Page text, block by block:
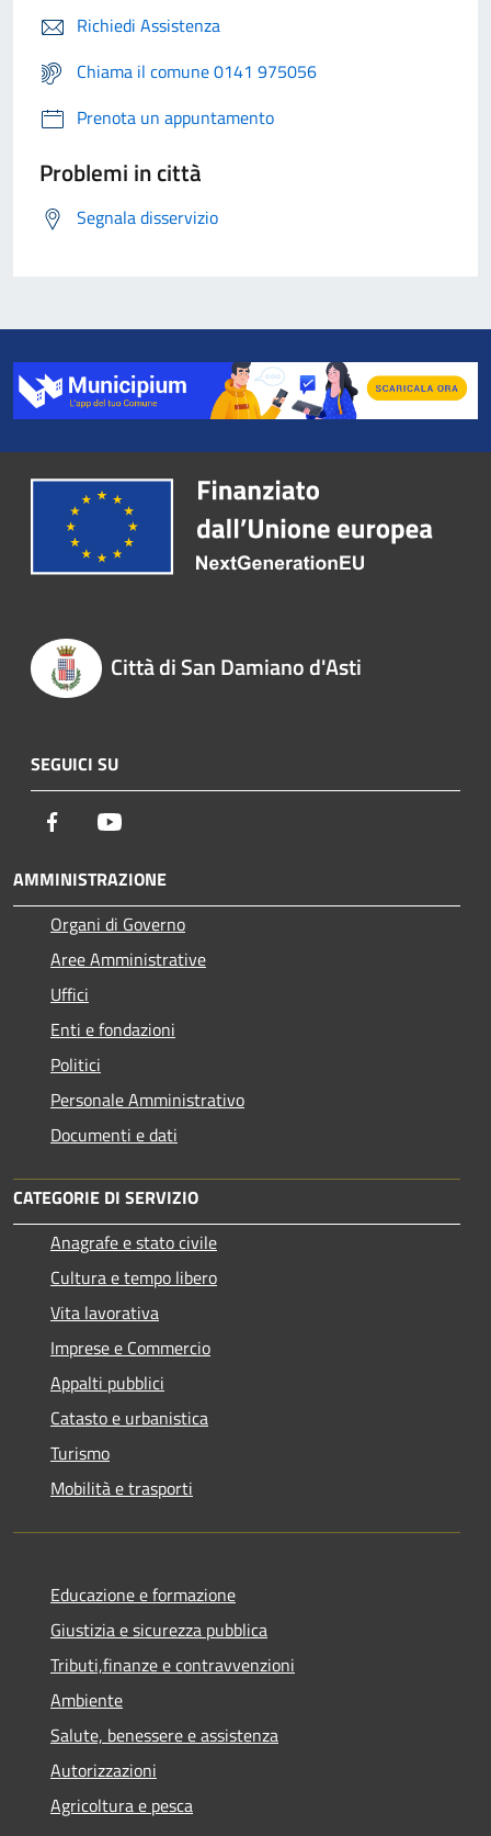
Richiedi Assistenza
Chiama il comune 0141 975056
Prenota un appuntamento
Problemi in città
Segnala disservizio
Città di San Damiano d'Asti
SEGUICI SU
Facebook
AMMINISTRAZIONE
Organi di Governo
Aree Amministrative
Uffici
Enti e fondazioni
Politici
Personale Amministrativo
Documenti e dati
CATEGORIE DI SERVIZIO
Anagrafe e stato civile
Cultura e tempo libero
Vita lavorativa
Imprese e Commercio
Appalti pubblici
Catasto e urbanistica
Turismo
Mobilità e trasporti
Educazione e formazione
Giustizia e sicurezza pubblica
Tributi,finanze e contravvenzioni
Ambiente
Salute, benessere e assistenza
Autorizzazioni
Agricoltura e pesca